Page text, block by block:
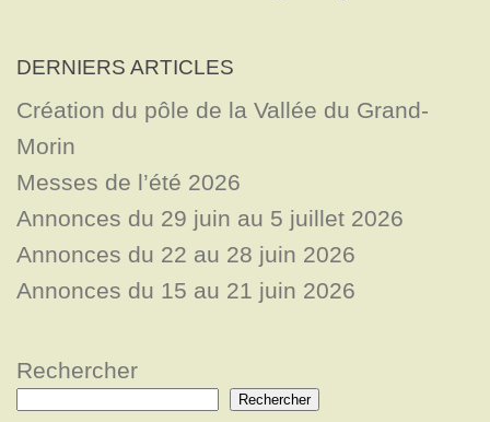
DERNIERS ARTICLES
Création du pôle de la Vallée du Grand-
Morin
Messes de l’été 2026
Annonces du 29 juin au 5 juillet 2026
Annonces du 22 au 28 juin 2026
Annonces du 15 au 21 juin 2026
Rechercher
Rechercher